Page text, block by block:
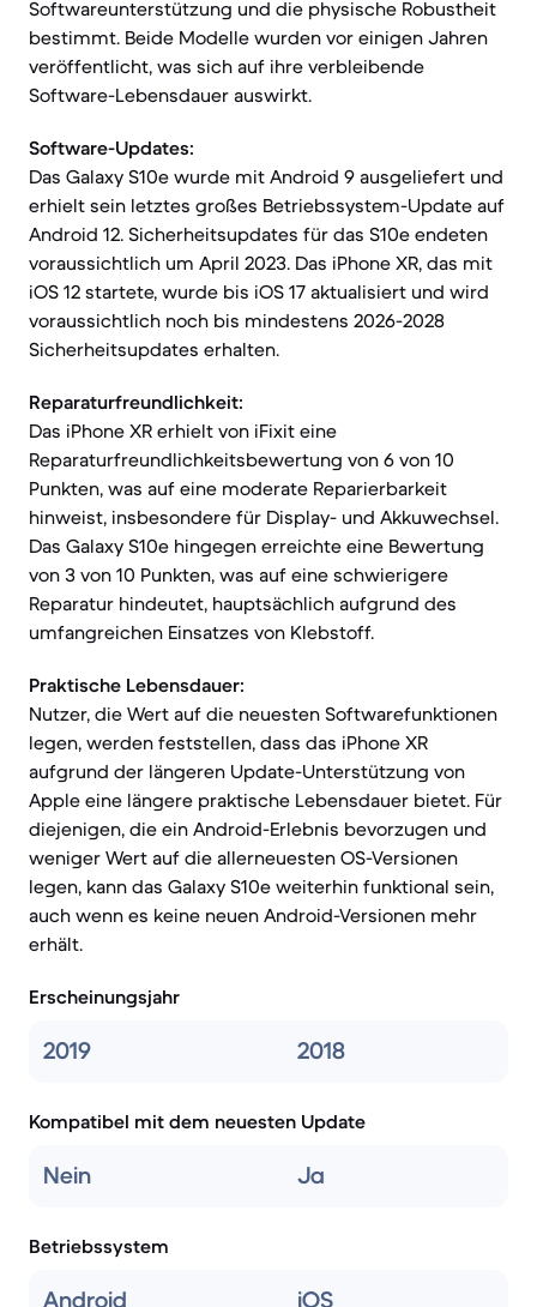
Softwareunterstützung und die physische Robustheit
bestimmt. Beide Modelle wurden vor einigen Jahren
veröffentlicht, was sich auf ihre verbleibende
Software-Lebensdauer auswirkt.
Software-Updates:
Das Galaxy S10e wurde mit Android 9 ausgeliefert und
erhielt sein letztes großes Betriebssystem-Update auf
Android 12. Sicherheitsupdates für das S10e endeten
voraussichtlich um April 2023. Das iPhone XR, das mit
iOS 12 startete, wurde bis iOS 17 aktualisiert und wird
voraussichtlich noch bis mindestens 2026-2028
Sicherheitsupdates erhalten.
Reparaturfreundlichkeit:
Das iPhone XR erhielt von iFixit eine
Reparaturfreundlichkeitsbewertung von 6 von 10
Punkten, was auf eine moderate Reparierbarkeit
hinweist, insbesondere für Display- und Akkuwechsel.
Das Galaxy S10e hingegen erreichte eine Bewertung
von 3 von 10 Punkten, was auf eine schwierigere
Reparatur hindeutet, hauptsächlich aufgrund des
umfangreichen Einsatzes von Klebstoff.
Praktische Lebensdauer:
Nutzer, die Wert auf die neuesten Softwarefunktionen
legen, werden feststellen, dass das iPhone XR
aufgrund der längeren Update-Unterstützung von
Apple eine längere praktische Lebensdauer bietet. Für
diejenigen, die ein Android-Erlebnis bevorzugen und
weniger Wert auf die allerneuesten OS-Versionen
legen, kann das Galaxy S10e weiterhin funktional sein,
auch wenn es keine neuen Android-Versionen mehr
erhält.
Erscheinungsjahr
2019 2018
Kompatibel mit dem neuesten Update
Nein Ja
Betriebssystem
Android iOS